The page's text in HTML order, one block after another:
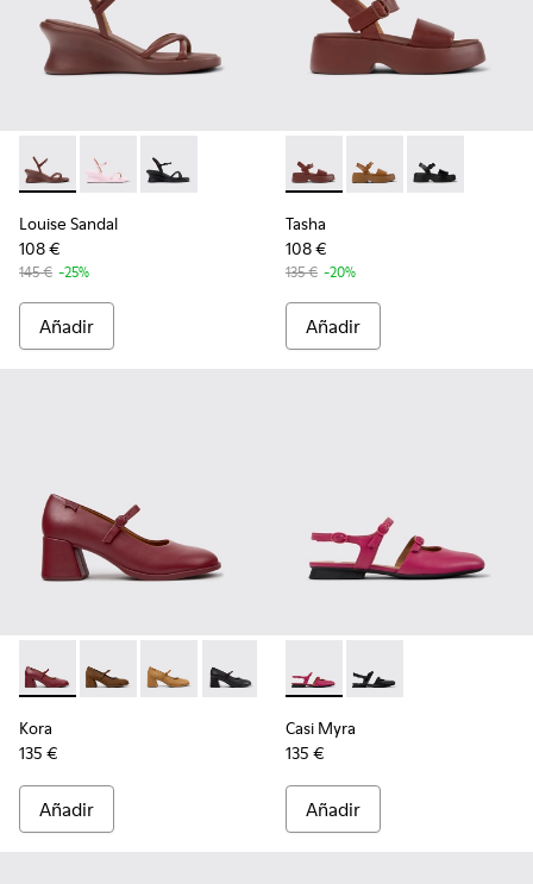
Louise Sandal - K201916-002 - Sandalias de piel burdeos
Louise Sandal - K201916-003
Louise Sandal - K201916-001
Louise Sandal
108 €
145 € -25%
Añadir
Tasha - K201659-012 -
Tasha - K201659-011
Tasha -
Tasha
108 €
135 € -20%
Añadir
Kora - K201799-009 - Bailarinas de piel burdeos para mujer.
Kora - K201799-008
Kora - K201799-007
Kora - K201799-001
Kora
135 €
Añadir
Casi Myra - K201804-003 -
Casi Myra - K201804-
Casi Myra
135 €
Añadir